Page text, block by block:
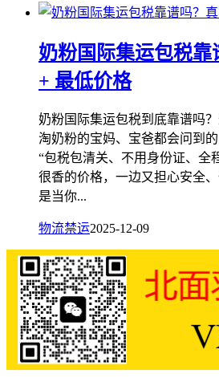
奶粉国际集运包税靠
+ 最低价格
奶粉国际集运包税到底靠谱吗
淘奶粉的宝妈、宝爸都会问到
“包税包清关、不用身份证、全
很香的价格，一边又担心安全
是当你...
物流禁运2025-12-09